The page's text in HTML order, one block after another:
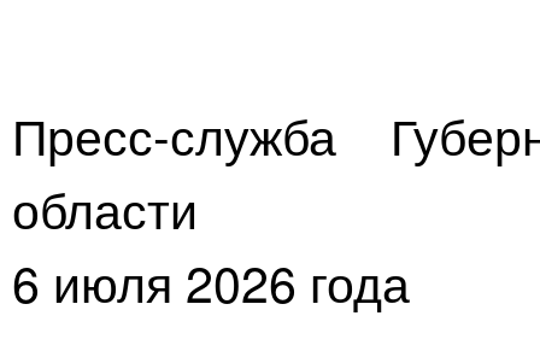
Пресс-служба
области
6 июля 2026 года